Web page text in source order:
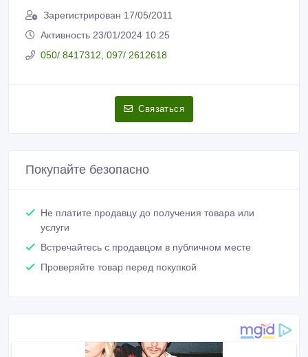
Зарегистрирован 17/05/2011
Активность 23/01/2024 10:25
050/ 8417312, 097/ 2612618
Связаться
Покупайте безопасно
Не платите продавцу до получения товара или
услуги
Встречайтесь с продавцом в публичном месте
Проверяйте товар перед покупкой